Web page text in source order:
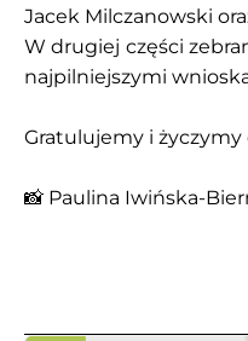
Jacek Milczanowski
W drugiej części
najpilniejszymi
Gratulujemy i życzymy
📸 Paulina Iwińska-